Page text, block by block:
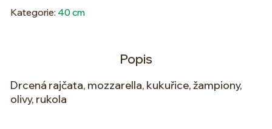
Kategorie: 40 cm
Popis
Drcená rajčata, mozzarella, kukuřice, žampiony,
olivy, rukola